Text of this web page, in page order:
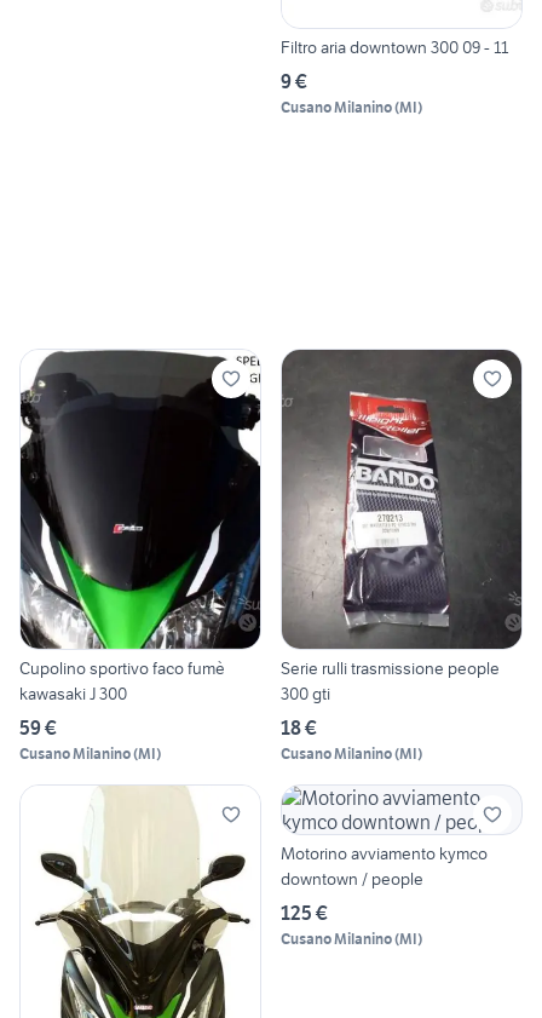
Filtro aria downtown 300 09 - 11
9 €
Cusano Milanino(MI)
Cupolino sportivo faco fumè
kawasaki J 300
59 €
Cusano Milanino(MI)
Serie rulli trasmissione people
300 gti
18 €
Cusano Milanino(MI)
Motorino avviamento kymco
downtown / people
125 €
Cusano Milanino(MI)